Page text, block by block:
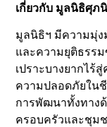
เกี่ยวกับ มูลนิธิศุภ
มูลนิธิฯ มีความมุ่ง
และความยุติธรรม
เปราะบางยากไ
ความปลอดภัยในชี
การพัฒนาทั้งทาง
ครอบครัวและชุม